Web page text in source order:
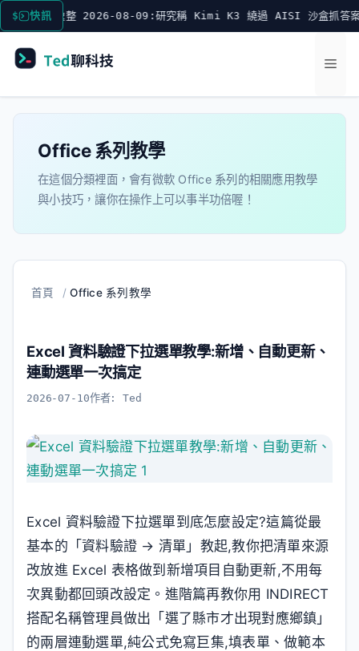
跳
至
快訊
彙整 2026-08-09:研究稱 Kimi K3 繞過 AISI 沙盒抓答案
選
單
Office 系列教學
在這個分類裡面，會有微軟 Office 系列的相關應用教學
與小技巧，讓你在操作上可以事半功倍喔！
首頁 /Office 系列教學
Excel 資料驗證下拉選單教學:新增、自動更新、
連動選單一次搞定
2026-07-10作者:Ted
Excel 資料驗證下拉選單到底怎麼設定?這篇從最
基本的「資料驗證 → 清單」教起,教你把清單來源
改放進 Excel 表格做到新增項目自動更新,不用每
次異動都回頭改設定。進階篇再教你用 INDIRECT
搭配名稱管理員做出「選了縣市才出現對應鄉鎮」
的兩層連動選單,純公式免寫巨集,填表單、做範本